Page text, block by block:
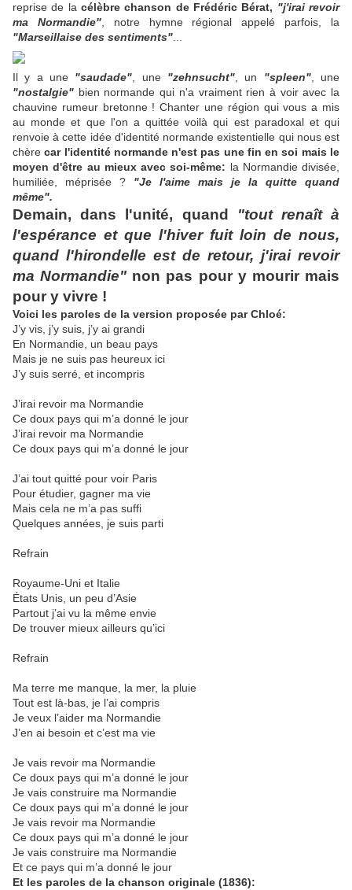
reprise de la célèbre chanson de Frédéric Bérat, "j'irai revoir
ma Normandie", notre hymne régional appelé parfois, la
"Marseillaise des sentiments"
Il y a une "saudade" , une "zehnsucht" , un "spleen", une
"nostalgie" bien normande qui n'a vraiment rien à voir avec la
chauvine rumeur bretonne ! Chanter une région qui vous a mis
au monde et que l'on a quittée voilà qui est paradoxal et qui
renvoie à cette idée d'identité normande existentielle qui nous est
chèrecar l'identité normande n'est pas une fin en soi mais le
moyen d'être au mieux avec soi-même: la Normandie divisée,
humiliée, méprisée ? "Je l'aime mais je la quitte quand
même".
Demain, dans l'unité, quand
"tout renaît à
l'espérance et que l'hiver fuit loin de nous,
quand l'hirondelle est de retour, j'irai revoir
ma Normandie" non pas pour y mourir mais
pour y vivre !
Voici les paroles de la version proposée par Chloé:
J’y vis, j’y suis, j’y ai grandi
En Normandie, un beau pays
Mais je ne suis pas heureux ici
J’y suis serré, et incompris
J’irai revoir ma Normandie
Ce doux pays qui m’a donné le jour
J’irai revoir ma Normandie
Ce doux pays qui m’a donné le jour
J’ai tout quitté pour voir Paris
Pour étudier, gagner ma vie
Mais cela ne m’a pas suffi
Quelques années, je suis parti
Refrain
Royaume-Uni et Italie
États Unis, un peu d’Asie
Partout j’ai vu la même envie
De trouver mieux ailleurs qu’ici
Refrain
Ma terre me manque, la mer, la pluie
Tout est là-bas, je l’ai compris
Je veux l’aider ma Normandie
J’en ai besoin et c’est ma vie
Je vais revoir ma Normandie
Ce doux pays qui m’a donné le jour
Je vais construire ma Normandie
Ce doux pays qui m’a donné le jour
Je vais revoir ma Normandie
Ce doux pays qui m’a donné le jour
Je vais construire ma Normandie
Et ce pays qui m’a donné le jour
Et les paroles de la chanson originale (1836):